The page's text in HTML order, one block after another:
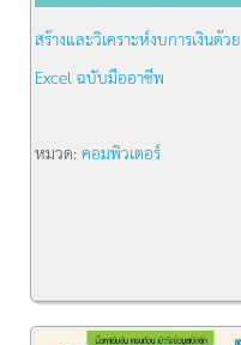
สร้างและวิเคราะห์งบการเงินด้วย
Excel ฉบับมืออาชีพ
หมวด:คอมพิวเตอร์